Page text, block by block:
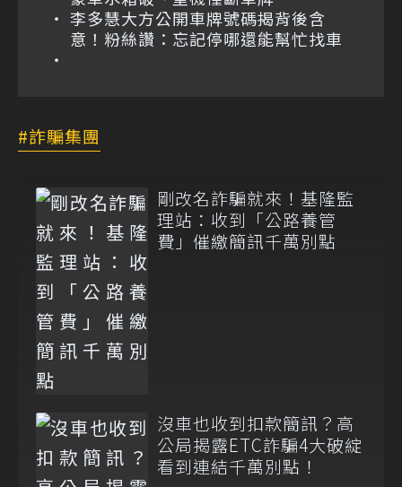
李多慧大方公開車牌號碼揭背後含
意！粉絲讚：忘記停哪還能幫忙找車
詐騙集團
剛改名詐騙就來！基隆監
理站：收到「公路養管
費」催繳簡訊千萬別點
沒車也收到扣款簡訊？高
公局揭露ETC詐騙4大破綻
看到連結千萬別點！